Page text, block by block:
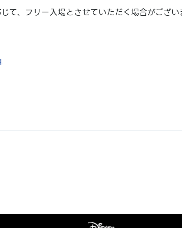
て、フリー入場とさせていただく場合がござい